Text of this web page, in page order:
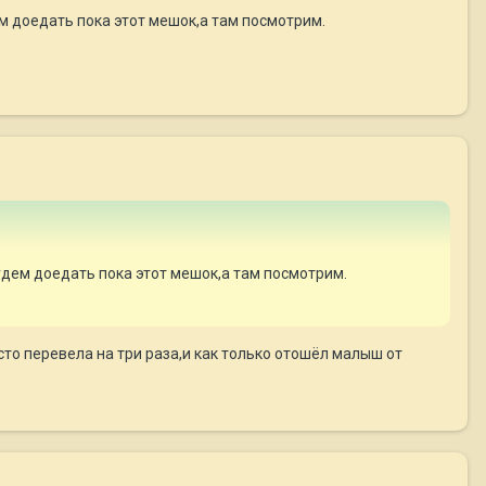
доедать пока этот мешок,а там посмотрим.
доедать пока этот мешок,а там посмотрим.
перевела на три раза,и как только отошёл малыш от